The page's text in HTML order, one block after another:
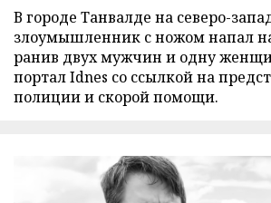
В городе Танвалде на северо-
злоумышленник с ножом напал
ранив двух мужчин и одну
портал Idnes со ссылкой на
полиции и скорой помощи.